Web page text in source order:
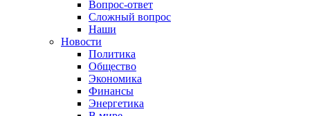
Вопрос-ответ
Сложный вопрос
Наши
Новости
Политика
Общество
Экономика
Финансы
Энергетика